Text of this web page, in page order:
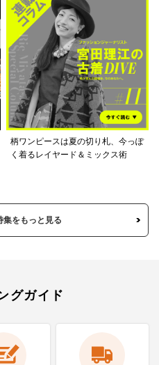
柄ワンピースは夏の切り札、今っぽ
く着るレイヤード＆ミックス術
集をもっと見る
グガイド